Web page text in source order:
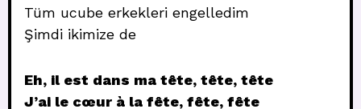
Tüm ucube erkekleri engelledim
Şimdi ikimize de
Eh, il est dans ma tête, tête, tête
J’ai le cœur à la fête, fête, fête